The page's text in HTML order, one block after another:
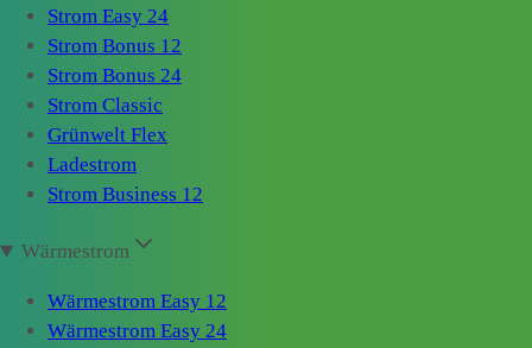
Strom Easy 24
Strom Bonus 12
Strom Bonus 24
Strom Classic
Grünwelt Flex
Ladestrom
Strom Business 12
Wärmestrom
Wärmestrom Easy 12
Wärmestrom Easy 24